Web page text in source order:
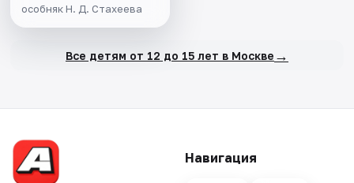
особняк Н. Д. Стахеева
Все детям от 12 до 15 лет в Москве →
Навигация